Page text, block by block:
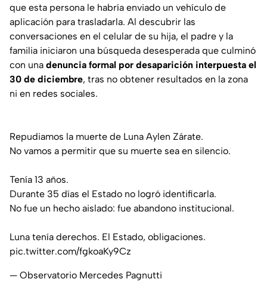
que esta persona le habría enviado un vehículo de
aplicación para trasladarla. Al descubrir las
conversaciones en el celular de su hija, el padre y la
familia iniciaron una búsqueda desesperada que culminó
con una denuncia formal por desaparición interpuesta el
30 de diciembre, tras no obtener resultados en la zona
ni en redes sociales.
Repudiamos la muerte de Luna Aylen Zárate.
No vamos a permitir que su muerte sea en silencio.
Tenía 13 años.
Durante 35 días el Estado no logró identificarla.
No fue un hecho aislado: fue abandono institucional.
Luna tenía derechos. El Estado, obligaciones.
pic.twitter.com/fgkoaKy9Cz
— Observatorio Mercedes Pagnutti